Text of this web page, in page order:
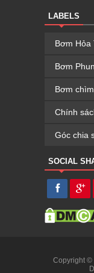
LABELS
Bơm Hỏa
Bơm
Bơm chìm
Chính
Góc chia
SOCIAL
Copyright ©